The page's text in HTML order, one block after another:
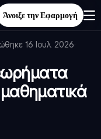
Άνοιξε την Εφαρμογή
16 Ιουλ 2026·
μαθηματικά